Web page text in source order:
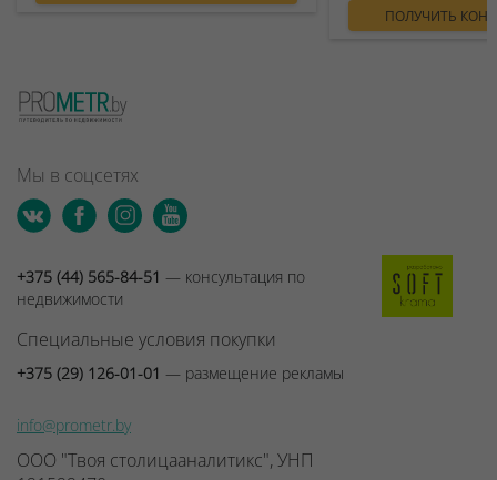
ПОЛУЧИТЬ
Мы в соцсетях
+375 (44) 565-84-51 — консультация по
недвижимости
Специальные условия покупки
+375 (29) 126-01-01 — размещение рекламы
info@prometr.by
ООО "Твоя столицааналитикс", УНП